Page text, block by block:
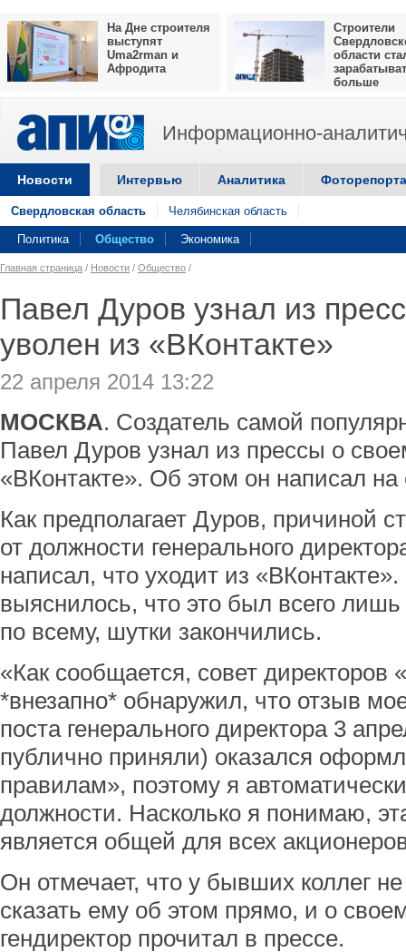
На Дне строителя
выступят
Uma2rman и
Афродита
Строители
области
больше
Информационно-
Новости Интервью Аналитика
Свердловская область Челябинская область
Политика Общество Экономика
Главная страница / Новости / Общество /
Павел Дуров узнал из
уволен из «ВКонтакте»
22 апреля 2014 13:22
МОСКВА. Создатель самой
Павел Дуров узнал из прессы о
«ВКонтакте». Об этом он написал на
Как предполагает Дуров, причиной
от должности генерального
написал, что уходит из
выяснилось, что это был всего лишь
по всему, шутки закончились.
«Как сообщается, совет директоров
*внезапно* обнаружил, что отзыв
поста генерального директора 3
публично приняли) оказался
правилам», поэтому я
должности. Насколько я понимаю,
является общей для всех
Он отмечает, что у бывших коллег
сказать ему об этом прямо, и о
гендиректор прочитал в прессе.